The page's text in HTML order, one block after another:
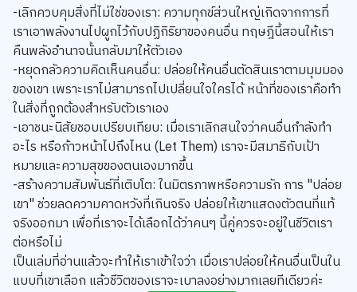
-เลิกควบคุมสิ่งที่ไม่ใช่ของเรา: ความทุกข์ส่วนใหญ่เกิดจากการที่
เราเอาพลังงานไปผูกไว้กับปฏิกิริยาของคนอื่น ทฤษฎีนี้สอนให้เรา
คืนพลังอำนาจนั้นกลับมาให้ตัวเอง
-หยุดกลัวความคิดเห็นคนอื่น: ปล่อยให้คนอื่นตัดสินเราตามมุมมอง
ของเขา เพราะเราไม่สามารถไปเปลี่ยนใจใครได้ หน้าที่ของเราคือทำ
ในสิ่งที่ถูกต้องสำหรับตัวเราเอง
-เอาชนะนิสัยชอบเปรียบเทียบ: เมื่อเราเลิกสนใจว่าคนอื่นกำลังทำ
อะไร หรือก้าวหน้าไปถึงไหน (Let Them) เราจะมีสมาธิกับเป้า
หมายและความสุขของตนเองมากขึ้น
-สร้างความสัมพันธ์ที่เติบโต: ในมิตรภาพหรือความรัก การ "ปล่อย
เขา" ช่วยลดความคาดหวังที่เกินจริง ปล่อยให้เขาแสดงตัวตนที่แท้
จริงออกมา เพื่อที่เราจะได้เลือกได้ว่าคนๆ นี้คู่ควรจะอยู่ในชีวิตเรา
ต่อหรือไม่
เป็นเล่มที่อ่านแล้วจะทำให้เราเข้าใจว่า เมื่อเราปล่อยให้คนอื่นเป็นใน
แบบที่เขาเลือก แล้วชีวิตของเราจะเบาลงอย่างมากเลยทีเดียวค่ะ